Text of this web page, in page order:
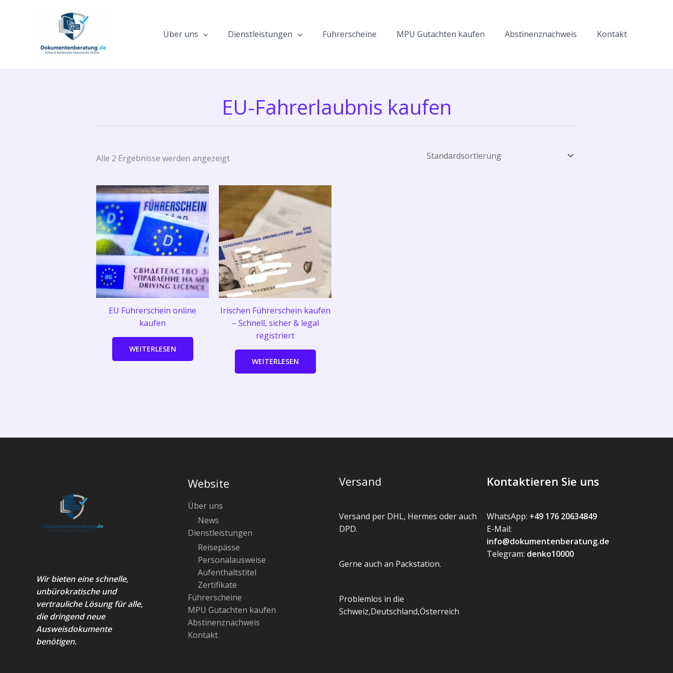
Über uns Dienstleistungen Führerscheine MPU Gutachten kaufen Abstinenznachweis Kontakt
EU-Fahrerlaubnis kaufen
Alle 2 Ergebnisse werden angezeigt
EU Führerschein online
kaufen
WEITERLESEN
Irischen Führerschein kaufen
– Schnell, sicher & legal
registriert
WEITERLESEN
Wir bieten eine schnelle,
unbürokratische und
vertrauliche Lösung für alle,
die dringend neue
Ausweisdokumente
benötigen.
Website
Über uns
News
Dienstleistungen
Reisepässe
Personalausweise
Aufenthaltstitel
Zertifikate
Führerscheine
MPU Gutachten kaufen
Abstinenznachweis
Kontakt
Versand
Versand per DHL, Hermes oder auch
DPD.
Gerne auch an Packstation.
Problemlos in die
Schweiz,Deutschland,Österreich
Kontaktieren Sie uns
WhatsApp: +49 176 20634849
E-Mail:
info@dokumentenberatung.de
Telegram: denko10000